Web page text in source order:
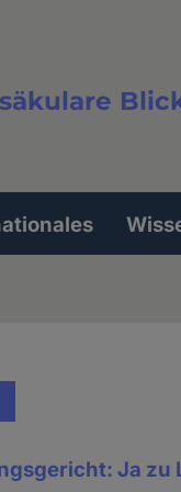
Ja